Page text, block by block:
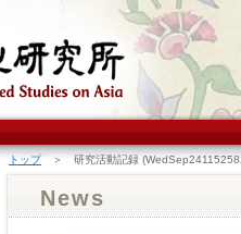
トップ＞ 研究活動記録
News